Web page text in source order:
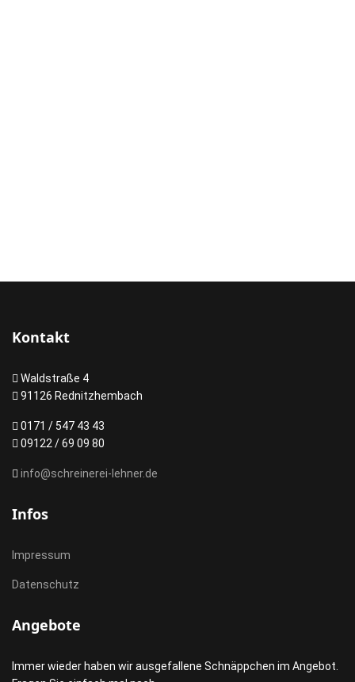
Kontakt
Waldstraße 4
91126 Rednitzhembach
0171 / 547 43 43
09122 / 69 09 80
info@schreinerei-lehner.de
Infos
Impressum
Datenschutz
Angebote
Immer wieder haben wir ausgefallene Schnäppchen im Angebot.